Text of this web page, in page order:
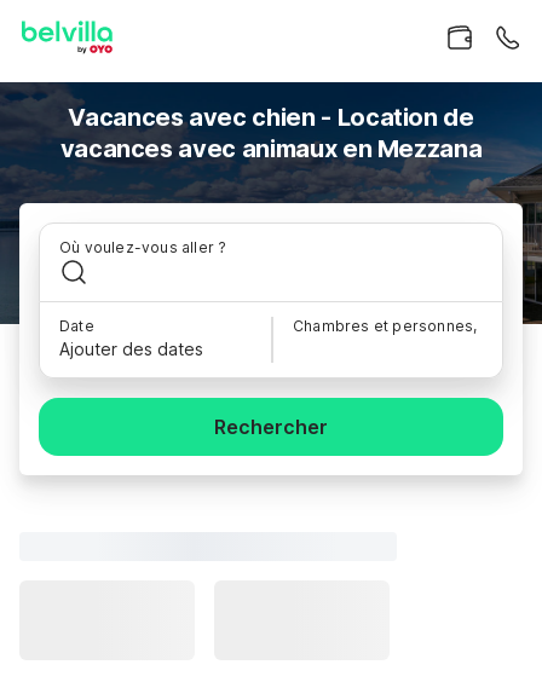
Vacances avec chien - Location de
vacances avec animaux en Mezzana
Où voulez-vous aller ?
Date
Ajouter des dates
Chambres et personnes,
Rechercher